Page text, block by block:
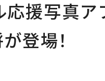
援写真ア
登場！